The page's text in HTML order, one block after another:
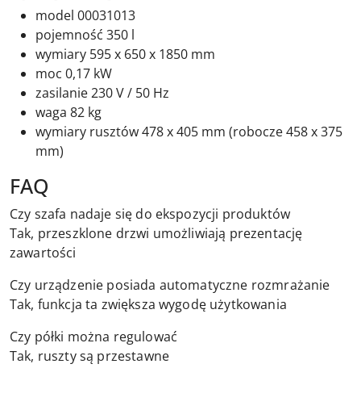
model 00031013
pojemność 350 l
wymiary 595 x 650 x 1850 mm
moc 0,17 kW
zasilanie 230 V / 50 Hz
waga 82 kg
wymiary rusztów 478 x 405 mm (robocze 458 x 375
mm)
FAQ
Czy szafa nadaje się do ekspozycji produktów
Tak, przeszklone drzwi umożliwiają prezentację
zawartości
Czy urządzenie posiada automatyczne rozmrażanie
Tak, funkcja ta zwiększa wygodę użytkowania
Czy półki można regulować
Tak, ruszty są przestawne